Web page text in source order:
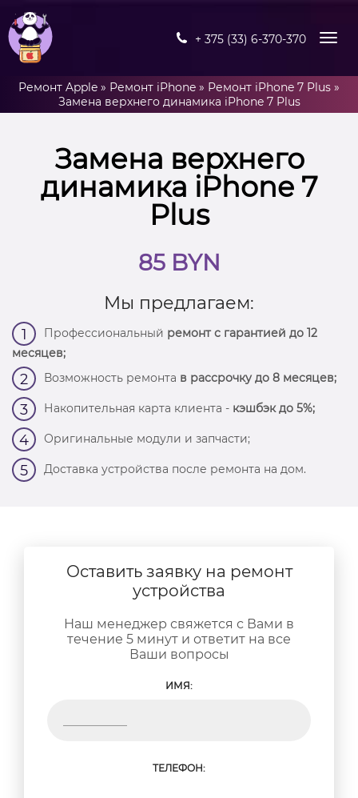
+ 375 (33) 6-370-370
Ремонт Apple » Ремонт iPhone » Ремонт iPhone 7 Plus »
Замена верхнего динамика iPhone 7 Plus
Замена верхнего
динамика iPhone 7
Plus
85 BYN
Мы предлагаем:
1 Профессиональный ремонт с гарантией до 12
месяцев;
2 Возможность ремонта в рассрочку до 8 месяцев;
3 Накопительная карта клиента - кэшбэк до 5%;
4 Оригинальные модули и запчасти;
5 Доставка устройства после ремонта на дом.
Оставить заявку на ремонт
устройства
Наш менеджер свяжется с Вами в
течение 5 минут и ответит на все
Ваши вопросы
ИМЯ:
ТЕЛЕФОН: